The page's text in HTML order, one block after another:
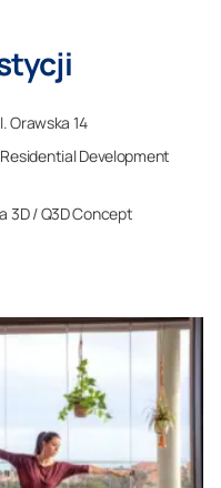
Orawska 14
Development
3D / Q3D Concept